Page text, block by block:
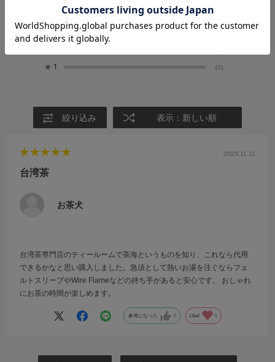
★
★ 3
★ 1 (0)
絞り込み 表示：新しい順
2025.11.11
台湾茶
お茶犬
台湾茶専門店のティールームで茶海というものを知り、これなら代用
できるかなと思い購入しました。急須として熱いお湯を注ぐならフェ
ルトスリーブやWire Flameなどの持ち手があると安心です。 おしゃれ
にお茶の時間が楽しめます。
参考になった 0 Like! 0